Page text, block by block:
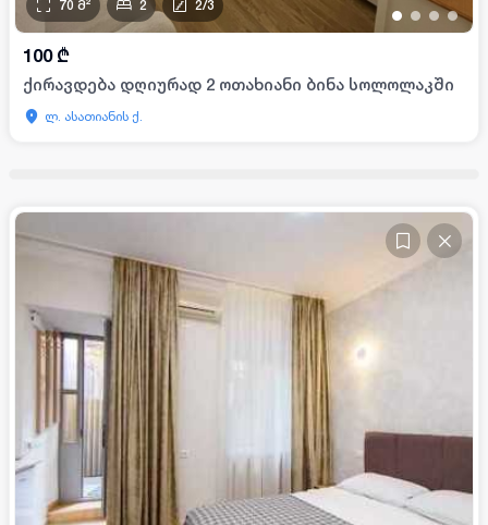
• • ••
70 მ² 2 2/3
100 ₾
ქირავდება დღიურად 2 ოთახიანი ბინა სოლოლაკში
ლ. ასათიანის ქ.